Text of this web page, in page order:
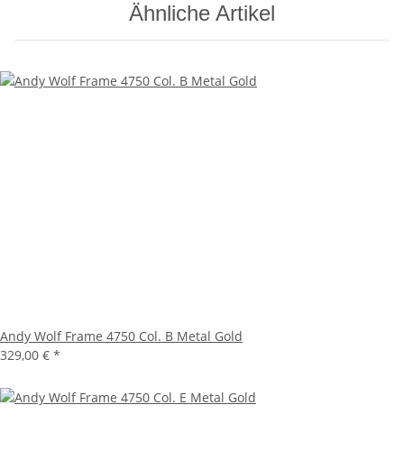
Ähnliche Artikel
Andy Wolf Frame 4750 Col. B Metal Gold
329,00 € *